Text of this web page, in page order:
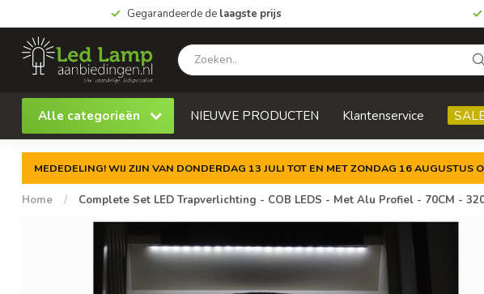
Gegarandeerde de laagste prijs
Alle categorieën NIEUWE PRODUCTEN Klantenservice
MEDEDELING! WIJ ZIJN VAN DONDERDAG 13 JULI TOT EN MET ZONDAG 16
Home / Complete Set LED Trapverlichting - COB LEDS - Met Alu Profiel - 70CM -